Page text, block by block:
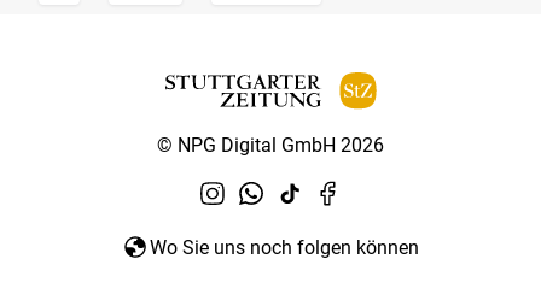
© NPG Digital GmbH 2026
Wo Sie uns noch folgen können